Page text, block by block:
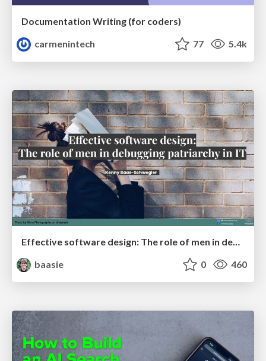
Documentation Writing (for coders)
carmenintech
77 5.4k
Effective software design: The role of men in debugging patriarchy in IT @ Voxxed Days AMS
baasie
0 460